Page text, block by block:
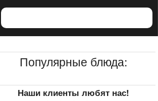
Популярные блюда:
Наши клиенты любят нас!